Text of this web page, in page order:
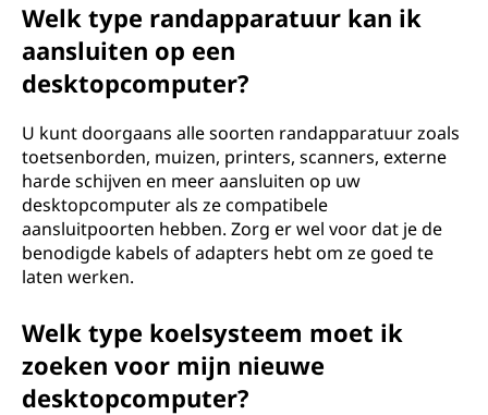
Welk type randapparatuur kan ik
aansluiten op een
desktopcomputer?
U kunt doorgaans alle soorten randapparatuur zoals
toetsenborden, muizen, printers, scanners, externe
harde schijven en meer aansluiten op uw
desktopcomputer als ze compatibele
aansluitpoorten hebben. Zorg er wel voor dat je de
benodigde kabels of adapters hebt om ze goed te
laten werken.
Welk type koelsysteem moet ik
zoeken voor mijn nieuwe
desktopcomputer?